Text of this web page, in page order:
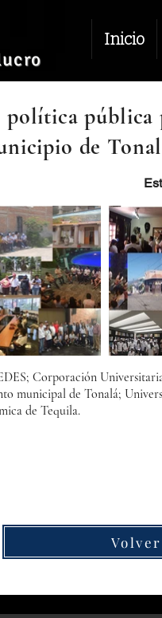
Inicio
política
de
Corporación
municipal de Tonalá;
de Tequila.